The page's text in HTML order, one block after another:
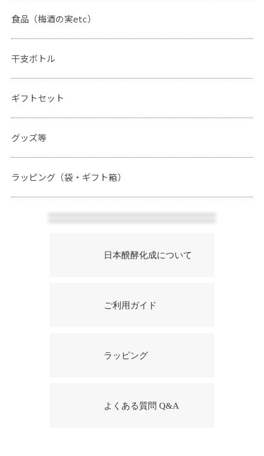
食品（梅酒の実etc）
干支ボトル
ギフトセット
グッズ等
ラッピング（袋・ギフト箱）
日本醗酵化成について
ご利用ガイド
ラッピング
よくある質問 Q&A